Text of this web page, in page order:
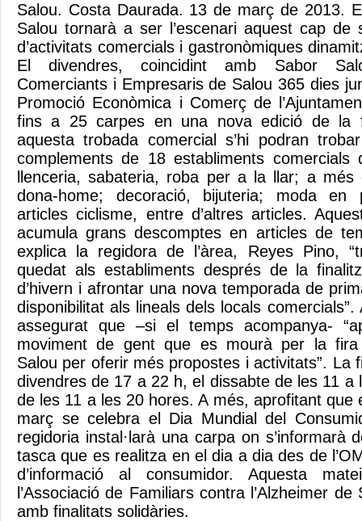
Salou. Costa Daurada. 13 de març de 2013.
Salou tornarà a ser l’escenari aquest cap de
d’activitats comercials i gastronòmiques
El divendres, coincidint amb Sabor
Comerciants i Empresaris de Salou 365 dies
Promoció Econòmica i Comerç de
fins a 25 carpes en una nova edició de la
aquesta trobada comercial s’hi podran
complements de 18 establiments comercials
llenceria, sabateria, roba per a la llar; a
dona-home; decoració, bijuteria; moda en
articles ciclisme, entre d’altres articles.
acumula grans descomptes en articles de
explica la regidora de l’àrea, Reyes Pino,
quedat als establiments després de la
d’hivern i afrontar una nova temporada de
disponibilitat als lineals dels locals
assegurat que –si el temps acompanya-
moviment de gent que es mourà per la fira
Salou per oferir més propostes i activitats”. La
divendres de 17 a 22 h, el dissabte de les 11 a
de les 11 a les 20 hores. A més, aprofitant que
març se celebra el Dia Mundial del
regidoria instal·larà una carpa on s’informarà
tasca que es realitza en el dia a dia des de
d’informació al consumidor. Aquesta
l’Associació de Familiars contra l’Alzheimer
amb finalitats solidàries.